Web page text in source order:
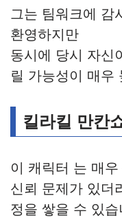
그는 팀워크에 감
환영하지만
동시에 당시 자신
릴 가능성이 매우
킬라킬 만칸
이 캐릭터 는 매
신뢰 문제가 있더
정을 쌓을 수 있습